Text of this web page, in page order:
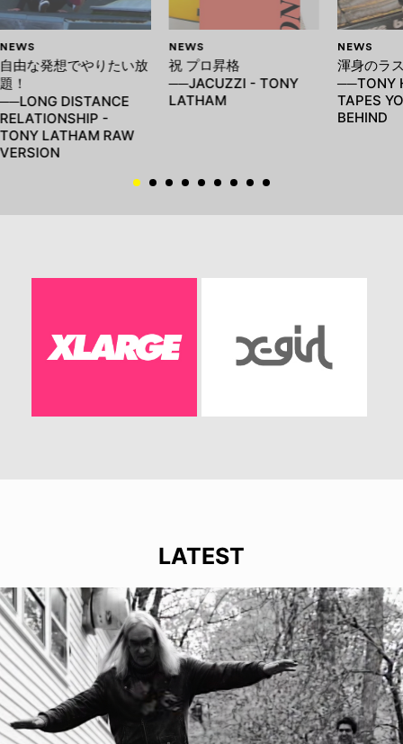
NEWS
自由な発想でやりたい放
題！
──LONG DISTANCE
RELATIONSHIP -
TONY LATHAM RAW
VERSION
NEWS
祝 プロ昇格
──JACUZZI - TONY
LATHAM
NEWS
渾身のラ
──TONY
TAPES
BEHIND
LATEST